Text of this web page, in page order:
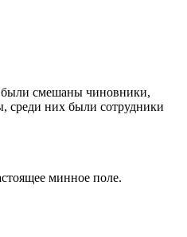
смешаны чиновники,
среди них были сотрудники
минное поле.